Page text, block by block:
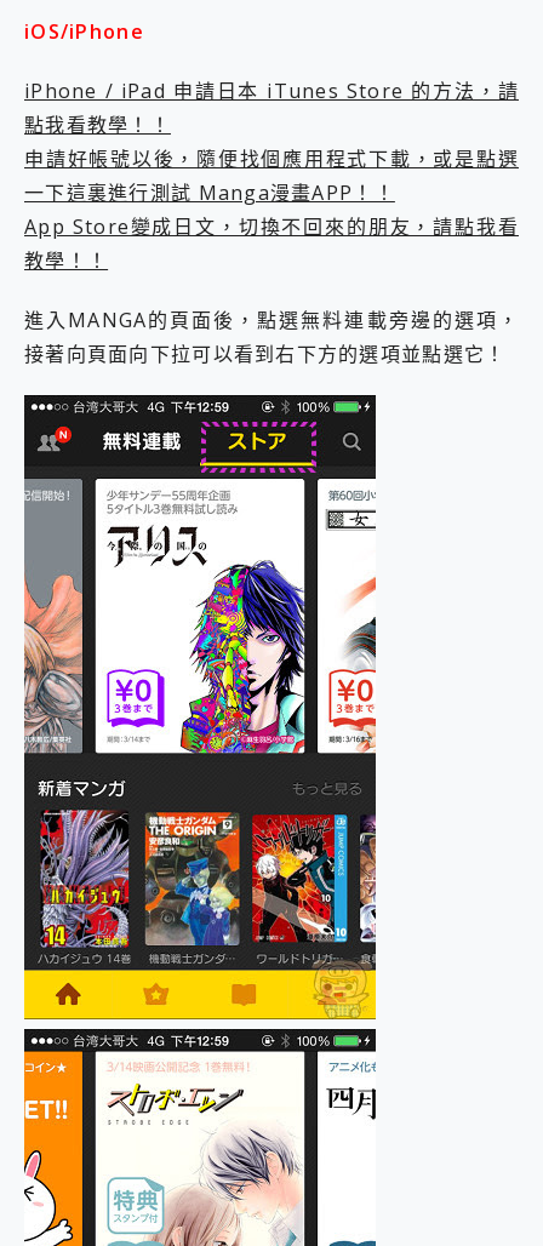
iOS/iPhone
iPhone / iPad 申請日本 iTunes Store 的方法，請
點我看教學！！
申請好帳號以後，隨便找個應用程式下載，或是點選
一下這裏進行測試 Manga漫畫APP！！
App Store變成日文，切換不回來的朋友，請點我看
教學！！
進入MANGA的頁面後，點選無料連載旁邊的選項，
接著向頁面向下拉可以看到右下方的選項並點選它！